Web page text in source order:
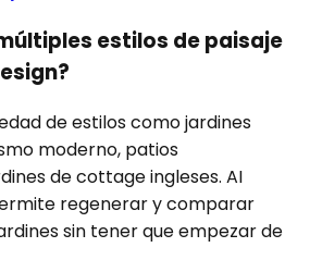
estilos de paisaje
de estilos como jardines
moderno, patios
de cottage ingleses. AI
regenerar y comparar
sin tener que empezar de